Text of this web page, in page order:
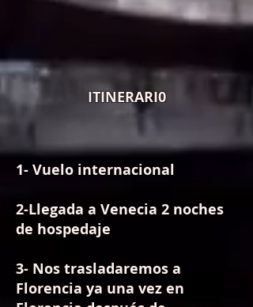
ITINERARI0
1- Vuelo internacional
2-Llegada a Venecia 2 noches
de hospedaje
3- Nos trasladaremos a
Florencia ya una vez en